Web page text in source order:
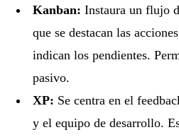
Kanban: Instaura un flujo
que se destacan las
indican los pendientes.
pasivo.
XP: Se centra en el
y el equipo de desarrollo.